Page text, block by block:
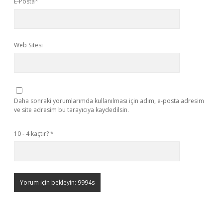
Web Sitesi
Daha sonraki yorumlarımda kullanılması için adım, e-posta adresim
ve site adresim bu tarayıcıya kaydedilsin.
10 - 4 kaçtır?*